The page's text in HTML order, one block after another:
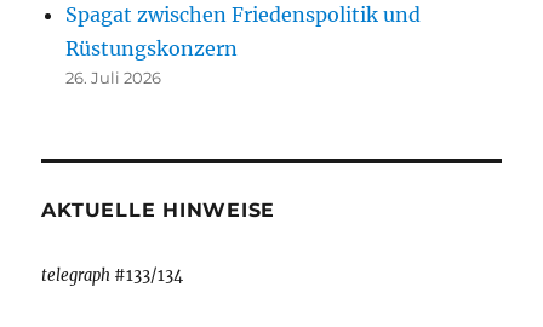
Spagat zwischen Friedenspolitik und
Rüstungskonzern
26. Juli 2026
AKTUELLE HINWEISE
telegraph #133/134